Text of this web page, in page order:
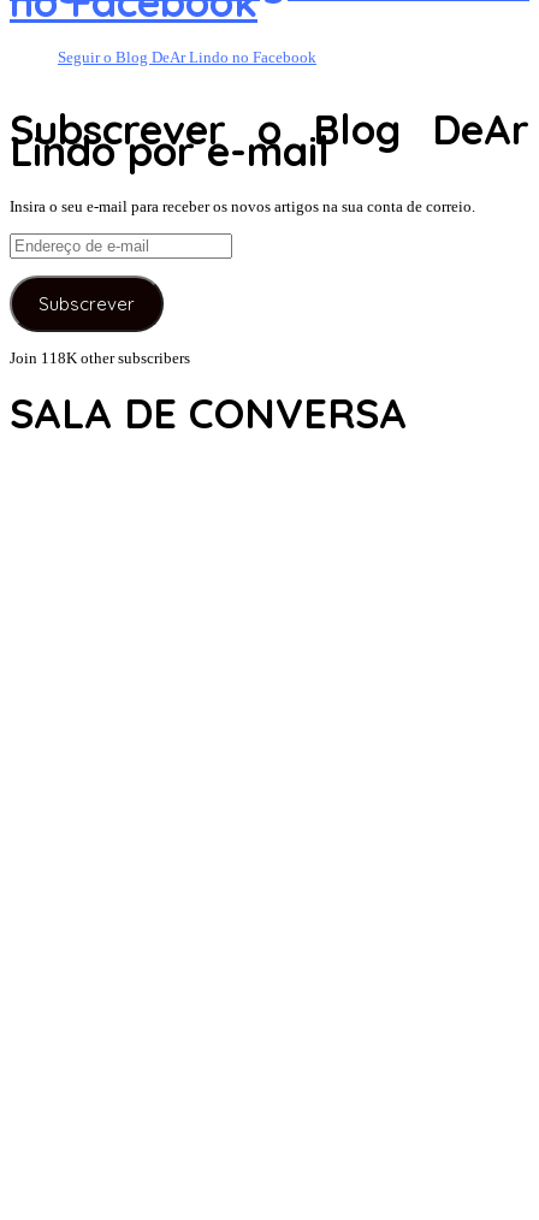
Seguir o Blog DeAr Lindo no Facebook
Subscrever o Blog DeAr
Lindo por e-mail
Insira o seu e-mail para receber os novos artigos na sua conta de correio.
Endereço
de
e-
mail
Subscrever
Join 118K other subscribers
SALA DE CONVERSA